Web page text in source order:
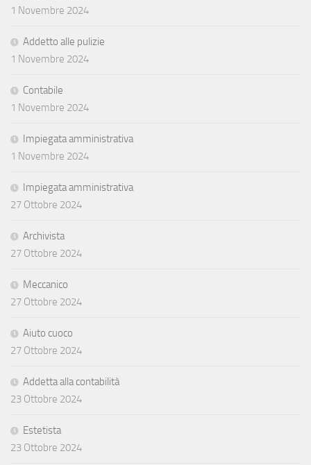
1 Novembre 2024
Addetto alle pulizie
1 Novembre 2024
Contabile
1 Novembre 2024
Impiegata amministrativa
1 Novembre 2024
Impiegata amministrativa
27 Ottobre 2024
Archivista
27 Ottobre 2024
Meccanico
27 Ottobre 2024
Aiuto cuoco
27 Ottobre 2024
Addetta alla contabilità
23 Ottobre 2024
Estetista
23 Ottobre 2024